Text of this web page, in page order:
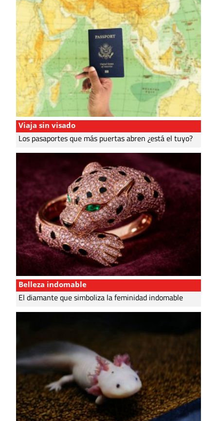
Viaja sin visado
Los pasaportes que más puertas abren ¿está el tuyo?
Belleza indomable
El diamante que simboliza la feminidad indomable